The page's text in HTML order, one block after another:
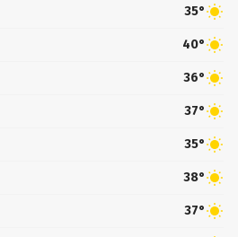
35°
40°
36°
37°
35°
38°
37°